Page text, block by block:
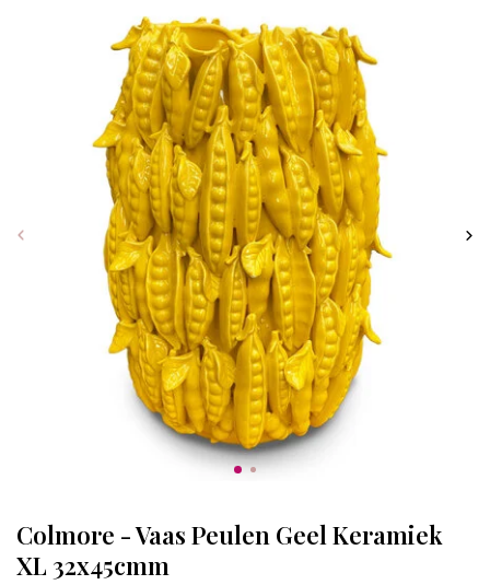
Colmore - Vaas Peulen Geel Keramiek
XL 32x45cmm